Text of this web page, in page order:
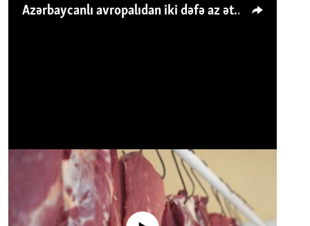
Azərbaycanlı avropalıdan iki dəfə az ət yeyir, amma... 'Qiymət artımı qaçılmazdır'